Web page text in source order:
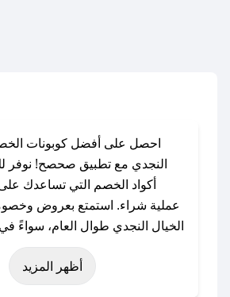
احصل على أفضل كوبونات
النجدي مع تطبيق صحصح! نوفر
أكواد الخصم التي تساعدك
عملية شراء. استمتع بعروض
الخيال النجدي طوال العام، سواءً
عيد الفطر، عيد الأضحى،
نوفمبر)، رمضان، اليوم الوطني،
حتى
أظهر المزيد